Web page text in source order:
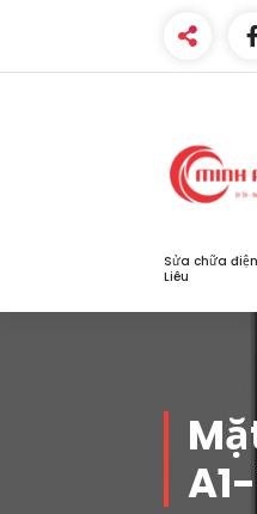
Sửa chữa
Liêu